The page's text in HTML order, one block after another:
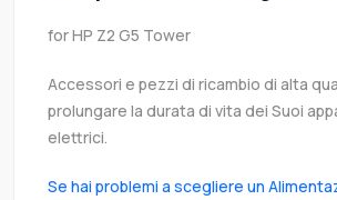
for HP Z2 G5 Tower
Accessori e pezzi di ricambio di alta
prolungare la durata di vita dei Suoi
elettrici.
Se hai problemi a scegliere un